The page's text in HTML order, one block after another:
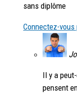
sans diplôme
Connectez-
Il y a
pensent